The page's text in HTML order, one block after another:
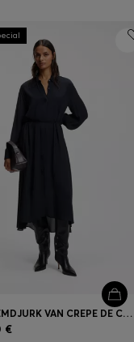
OVERHEMDJURK VAN CREPE DE CHINE
€